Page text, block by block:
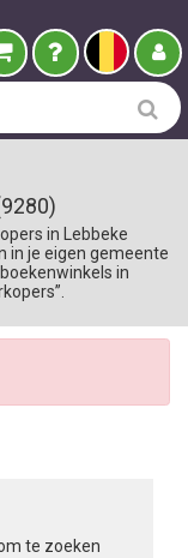
in Lebbeke
in je eigen gemeente
in
te zoeken